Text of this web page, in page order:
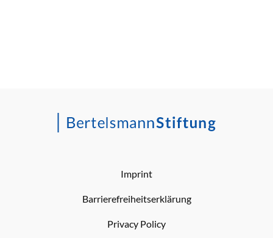
Imprint
Barrierefreiheitserklärung
Privacy Policy